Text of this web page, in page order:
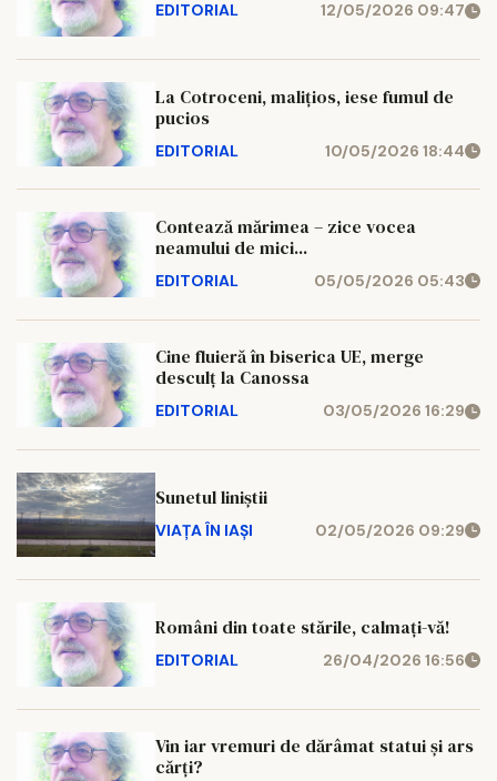
EDITORIAL 12/05/2026 09:47
La Cotroceni, malițios, iese fumul de
pucios
EDITORIAL 10/05/2026 18:44
Contează mărimea – zice vocea
neamului de mici...
EDITORIAL 05/05/2026 05:43
Cine fluieră în biserica UE, merge
desculț la Canossa
EDITORIAL 03/05/2026 16:29
Sunetul liniștii
VIAȚA ÎN IAȘI 02/05/2026 09:29
Români din toate stările, calmați-vă!
EDITORIAL 26/04/2026 16:56
Vin iar vremuri de dărâmat statui și ars
cărți?